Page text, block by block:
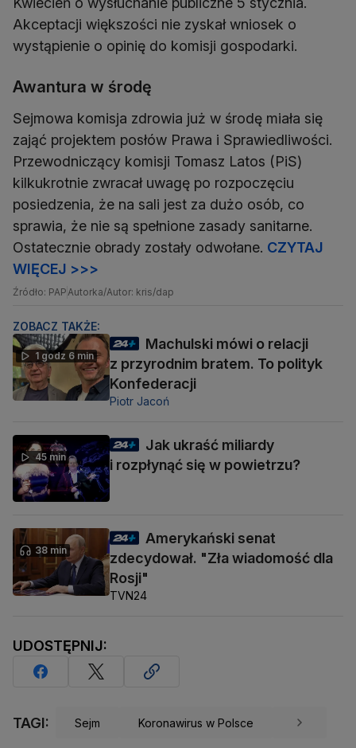
Akceptacji większości nie zyskał wniosek o
wystąpienie o opinię do komisji gospodarki.
Awantura w środę
Sejmowa komisja zdrowia już w środę miała się
zająć projektem posłów Prawa i Sprawiedliwości.
Przewodniczący komisji Tomasz Latos (PiS)
kilkukrotnie zwracał uwagę po rozpoczęciu
posiedzenia, że na sali jest za dużo osób, co
sprawia, że nie są spełnione zasady sanitarne.
Ostatecznie obrady zostały odwołane. CZYTAJ
WIĘCEJ >>>
Źródło: PAPAutorka/Autor: kris/dap
ZOBACZ TAKŻE:
1 godz 6 min
Machulski mówi o relacji
z przyrodnim bratem. To polityk
Konfederacji
Piotr Jacoń
45 min
Jak ukraść miliardy
i rozpłynąć się w powietrzu?
38 min
Amerykański senat
zdecydował. "Zła wiadomość dla
Rosji"
TVN24
UDOSTĘPNIJ:
TAGI: Sejm Koronawirus w Polsce